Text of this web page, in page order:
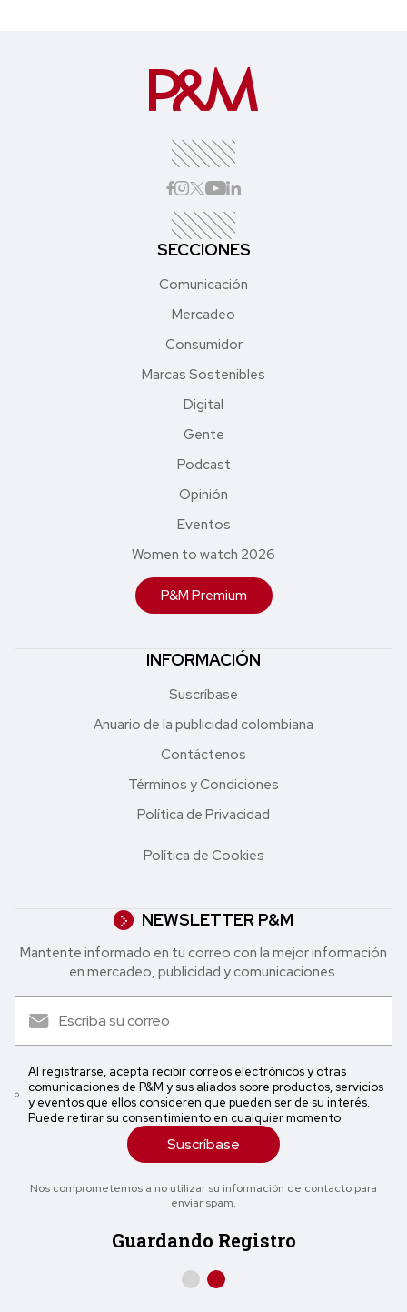
SECCIONES
Comunicación
Mercadeo
Consumidor
Marcas Sostenibles
Digital
Gente
Podcast
Opinión
Eventos
Women to watch 2026
P&M Premium
INFORMACIÓN
Suscríbase
Anuario de la publicidad colombiana
Contáctenos
Términos y Condiciones
Política de Privacidad
Política de Cookies
NEWSLETTER P&M
Mantente informado en tu correo con la mejor in formación
en mercadeo, publicidad y comunicaciones.
Al registrarse, acepta recibir correos electrónicos y otras
comunicaciones de P&M y sus aliados sobre productos, servicios
y eventos que ellos consideren que pueden ser de su interés.
Puede retirar su consentimiento en cualquier momento
Suscríbase
Nos comprometemos a no utilizar su información de contacto para
enviar spam.
Guardando Registro